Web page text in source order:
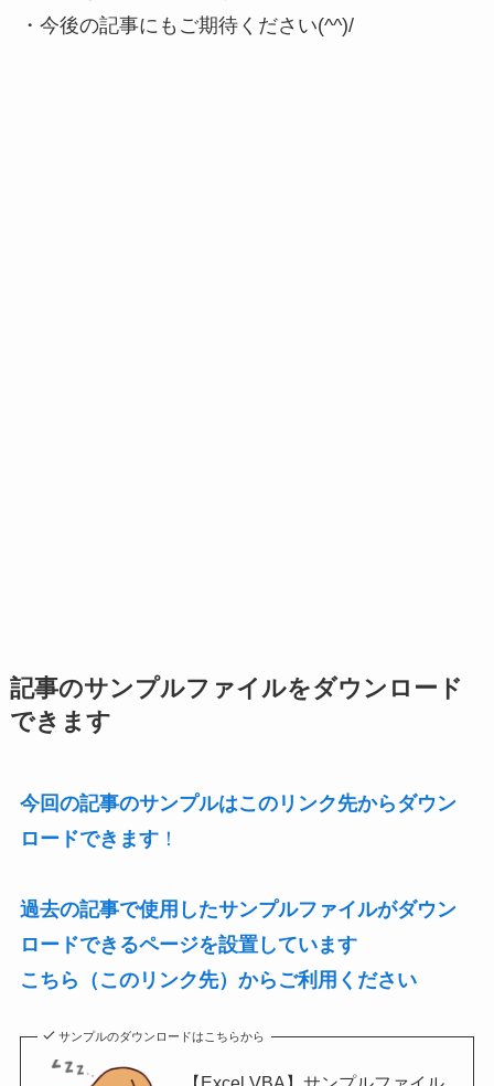
・今後の記事にもご期待ください(^^)/
記事のサンプルファイルをダウンロード
できます
今回の記事のサンプルはこのリンク先からダウン
ロードできます！
過去の記事で使用したサンプルファイルがダウン
ロードできるページを設置しています
こちら（このリンク先）からご利用ください
サンプルのダウンロードはこちらから